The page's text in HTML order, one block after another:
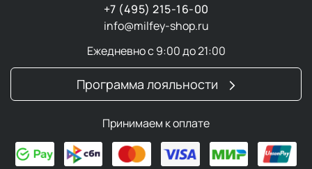
+7 (495) 215-16-00
info@milfey-shop.ru
Ежедневно с 9:00 до 21:00
Программа лояльности
Принимаем к оплате